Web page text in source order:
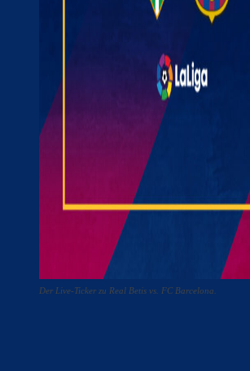
Der Live-Ticker zu Real Betis vs. FC Barcelona.